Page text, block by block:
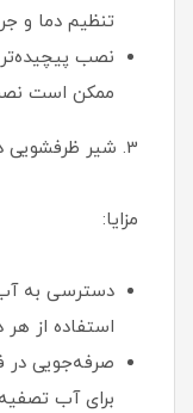
تنظیم دما و
نصب
ممکن است
3. شیر ظرفشویی دو منظوره (Dual Function)
مزایا:
دسترسی به
استفاده از
صرفه‌جویی در
برای آب